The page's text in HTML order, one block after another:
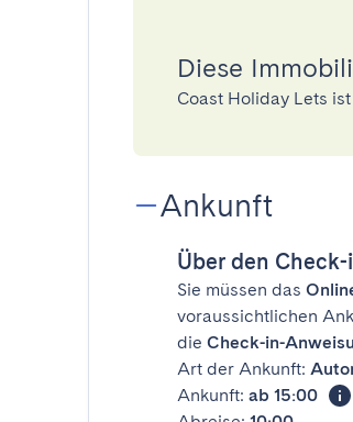
Diese
Coast Holiday Lets
Ankunft
Über den Check-
Sie müssen das
voraussichtlichen
die Check-in-
Art der Ankunft:
Ankunft: ab 15:00